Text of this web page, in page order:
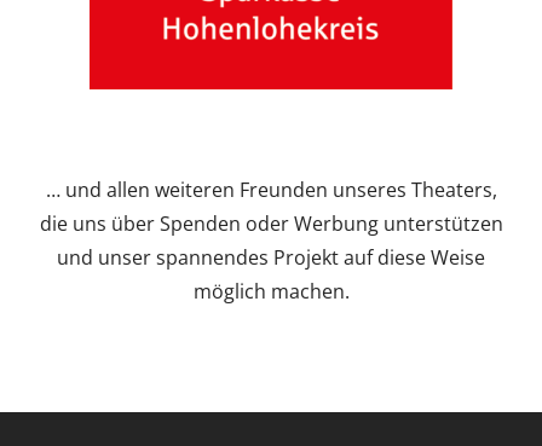
… und allen weiteren Freunden unseres Theaters,
die uns über Spenden oder Werbung unterstützen
und unser spannendes Projekt auf diese Weise
möglich machen.